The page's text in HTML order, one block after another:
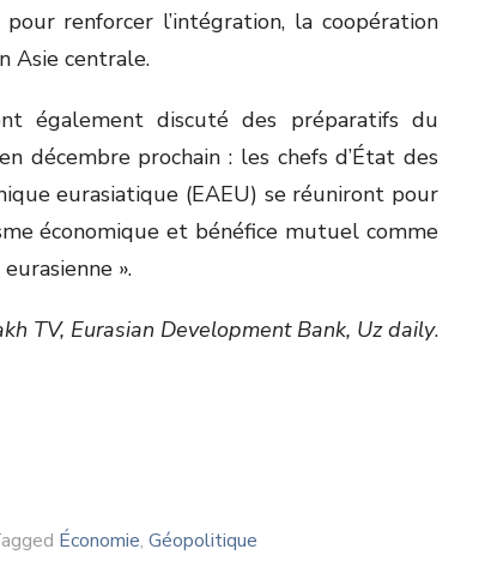
renforcer l’intégration, la coopération
Asie centrale.
également discuté des préparatifs du
décembre prochain : les chefs d’État des
eurasiatique (EAEU) se réuniront pour
économique et bénéfice mutuel comme
».
TV, Eurasian Development Bank, Uz daily.
Économie, Géopolitique